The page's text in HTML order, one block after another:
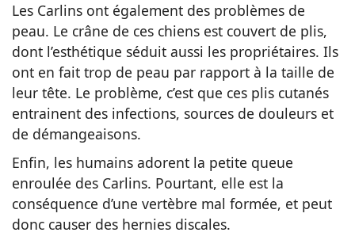
Les Carlins ont également des problèmes de
peau. Le crâne de ces chiens est couvert de plis,
dont l’esthétique séduit aussi les propriétaires. Ils
ont en fait trop de peau par rapport à la taille de
leur tête. Le problème, c’est que ces plis cutanés
entrainent des infections, sources de douleurs et
de démangeaisons.
Enfin, les humains adorent la petite queue
enroulée des Carlins. Pourtant, elle est la
conséquence d’une vertèbre mal formée, et peut
donc causer des hernies discales.